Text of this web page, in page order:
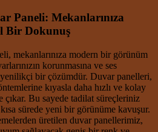
Paneli: Mekanlarınıza
Bir Dokunuş
mekanlarınıza modern bir görünüm
korunmasına ve ses
yenilikçi bir çözümdür. Duvar panelleri,
kıyasla daha hızlı ve kolay
Bu sayede tadilat süreçleriniz
kısa sürede yeni bir görünüme kavuşur.
üretilen duvar panellerimiz,